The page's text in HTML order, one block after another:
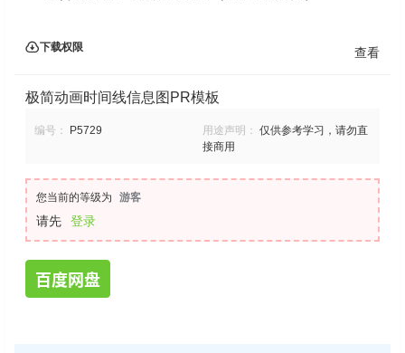
下载权限 查看
极简动画时间线信息图PR模板
编号： P5729 用途声明： 仅供参考学习，请勿直
接商用
您当前的等级为 游客
请先 登录
百度网盘